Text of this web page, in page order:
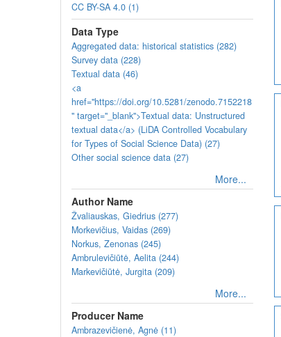
CC BY-SA 4.0 (1)
Data Type
Aggregated data: historical statistics (282)
Survey data (228)
Textual data (46)
<a
href="https://doi.org/10.5281/zenodo.7152218
" target="_blank">Textual data: Unstructured
textual data</a> (LiDA Controlled Vocabulary
for Types of Social Science Data) (27)
Other social science data (27)
More...
Author Name
Žvaliauskas, Giedrius (277)
Morkevičius, Vaidas (269)
Norkus, Zenonas (245)
Ambrulevičiūtė, Aelita (244)
Markevičiūtė, Jurgita (209)
More...
Producer Name
Ambrazevičienė, Agnė (11)